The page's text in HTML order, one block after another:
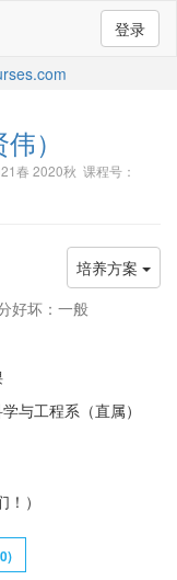
登录
）
春 2020秋 课程号：
培养方案
好坏：一般
与工程系（直属）
）
0)